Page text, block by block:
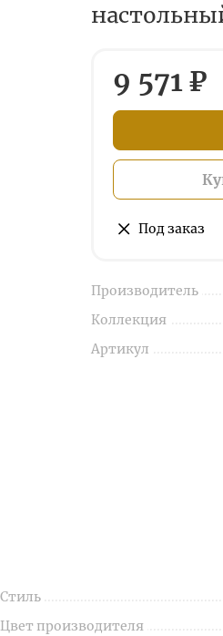
9 571 ₽
Под заказ
Производитель
Коллекция
Артикул
Стиль
Цвет производителя